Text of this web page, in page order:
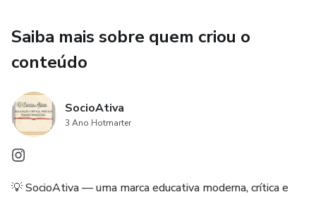
Saiba mais sobre quem criou o
conteúdo
SocioAtiva
3 Ano Hotmarter
💡 SocioAtiva — uma marca educativa moderna, crítica e